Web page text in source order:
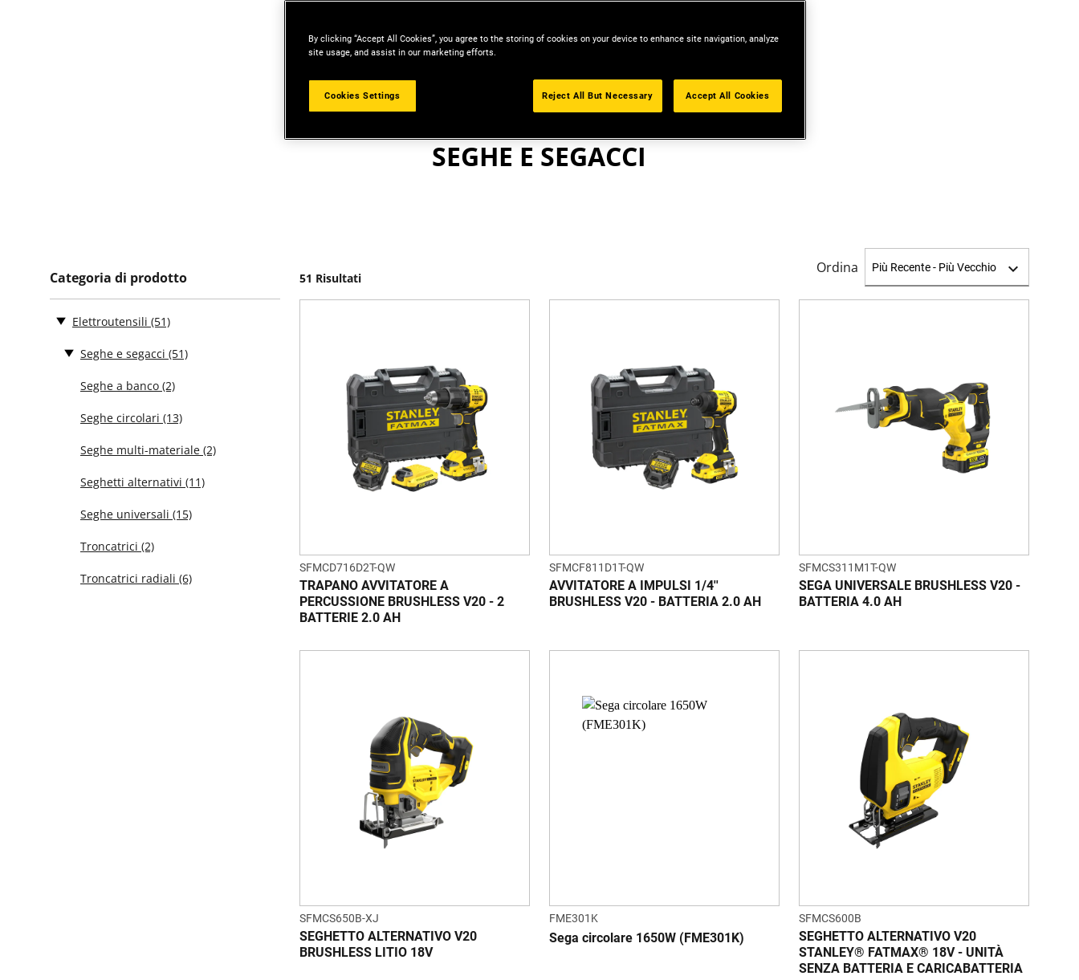
SEGHE E SEGACCI
Categoria di prodotto
Elettroutensili (51)
Seghe e segacci (51)
Seghe a banco (2)
Seghe circolari (13)
Seghe multi-materiale (2)
Seghetti alternativi (11)
Seghe universali (15)
Troncatrici (2)
Troncatrici radiali (6)
51 Risultati
Ordina
SFMCD716D2T-QW
TRAPANO AVVITATORE A
PERCUSSIONE BRUSHLESS V20 - 2
BATTERIE 2.0 AH
SFMCF811D1T-QW
AVVITATORE A IMPULSI 1/4''
BRUSHLESS V20 - BATTERIA 2.0 AH
SFMCS311M1T-QW
SEGA UNIVERSALE BRUSHLESS V20 -
BATTERIA 4.0 AH
SFMCS650B-XJ
SEGHETTO ALTERNATIVO V20
BRUSHLESS LITIO 18V
FME301K
Sega circolare 1650W (FME301K)
SFMCS600B
SEGHETTO ALTERNATIVO V20
STANLEY® FATMAX® 18V - UNITÀ
SENZA BATTERIA E CARICABATTERIA
By clicking “Accept All Cookies”, you agree to the storing of cookies on your device to enhance site navigation, analyze
site usage, and assist in our marketing efforts.
Cookies Settings Reject All But Necessary Accept All Cookies